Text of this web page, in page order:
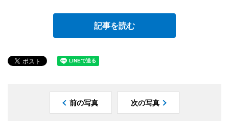
記事を読む
前の写真 次の写真